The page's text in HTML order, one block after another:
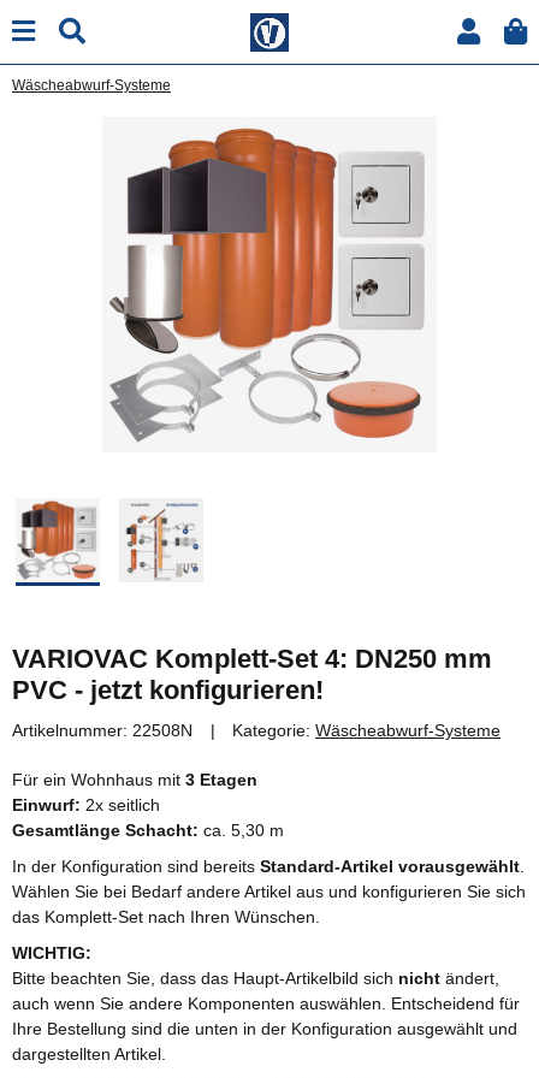
Wäscheabwurf-Systeme
VARIOVAC Komplett-Set 4: DN250 mm
PVC - jetzt konfigurieren!
Artikelnummer: 22508N Kategorie: Wäscheabwurf-Systeme
Für ein Wohnhaus mit 3 Etagen
Einwurf: 2x seitlich
Gesamtlänge Schacht: ca. 5,30 m
In der Konfiguration sind bereits Standard-Artikel vorausgewählt
Wählen Sie bei Bedarf andere Artikel aus und konfigurieren Sie sich
das Komplett-Set nach Ihren Wünschen.
WICHTIG:
Bitte beachten Sie, dass das Haupt-Artikelbild sich nicht ändert,
auch wenn Sie andere Komponenten auswählen. Entscheidend für
Ihre Bestellung sind die unten in der Konfiguration ausgewählt und
dargestellten Artikel.